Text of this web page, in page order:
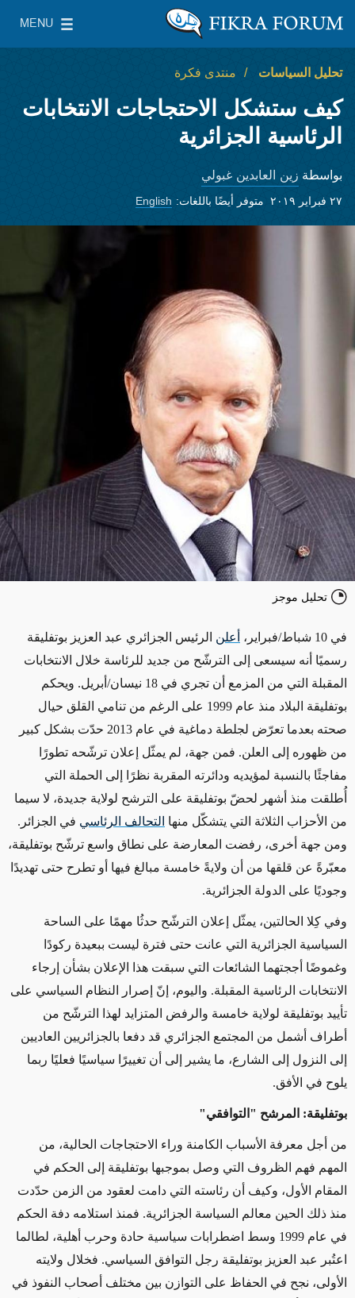
معهد واشنطن لسياسات الشرق الأدنى
MENU
Main Menu
تحليل السياسات منتدى فكرة
كيف ستشكل الاحتجاجات الانتخابات
الرئاسية الجزائرية
بواسطة زين العابدين غبولي
٢٧ فبراير ٢٠١٩ متوفر أيضًا باللغات: English
تحليل موجز
في 10 شباط/فبراير، أعلن الرئيس الجزائري عبد العزيز بوتفليقة
رسميًا أنه سيسعى إلى الترشّح من جديد للرئاسة خلال الانتخابات
المقبلة التي من المزمع أن تجري في 18 نيسان/أبريل. ويحكم
بوتفليقة البلاد منذ عام 1999 على الرغم من تنامي القلق حيال
صحته بعدما تعرّض لجلطة دماغية في عام 2013 حدّت بشكل كبير
من ظهوره إلى العلن. فمن جهة، لم يمثّل إعلان ترشّحه تطورًا
مفاجئًا بالنسبة لمؤيديه ودائرته المقربة نظرًا إلى الحملة التي
أُطلقت منذ أشهر لحضّ بوتفليقة على الترشح لولاية جديدة، لا سيما
من الأحزاب الثلاثة التي يتشكّل منها التحالف الرئاسي في الجزائر.
ومن جهة أخرى، رفضت المعارضة على نطاق واسع ترشّح بوتفليقة،
معبّرةً عن قلقها من أن ولايةً خامسة مبالغ فيها أو تطرح حتى تهديدًا
وجوديًا على الدولة الجزائرية.
وفي كِلا الحالتين، يمثّل إعلان الترشّح حدثُا مهمًا على الساحة
السياسية الجزائرية التي عانت حتى فترة ليست ببعيدة ركودًا
وغموضًا أججتهما الشائعات التي سبقت هذا الإعلان بشأن إرجاء
الانتخابات الرئاسية المقبلة. واليوم، إنّ إصرار النظام السياسي على
تأييد بوتفليقة لولاية خامسة والرفض المتزايد لهذا الترشّح من
أطراف أشمل من المجتمع الجزائري قد دفعا بالجزائريين العاديين
إلى النزول إلى الشارع، ما يشير إلى أن تغييرًا سياسيًا فعليًا ربما
يلوح في الأفق.
بوتفليقة: المرشح "التوافقي"
من أجل معرفة الأسباب الكامنة وراء الاحتجاجات الحالية، من
المهم فهم الظروف التي وصل بموجبها بوتفليقة إلى الحكم في
المقام الأول، وكيف أن رئاسته التي دامت لعقود من الزمن حدّدت
منذ ذلك الحين معالم السياسة الجزائرية. فمنذ استلامه دفة الحكم
في عام 1999 وسط اضطرابات سياسية حادة وحرب أهلية، لطالما
اعتُبر عبد العزيز بوتفليقة رجل التوافق السياسي. فخلال ولايته
الأولى، نجح في الحفاظ على التوازن بين مختلف أصحاب النفوذ في